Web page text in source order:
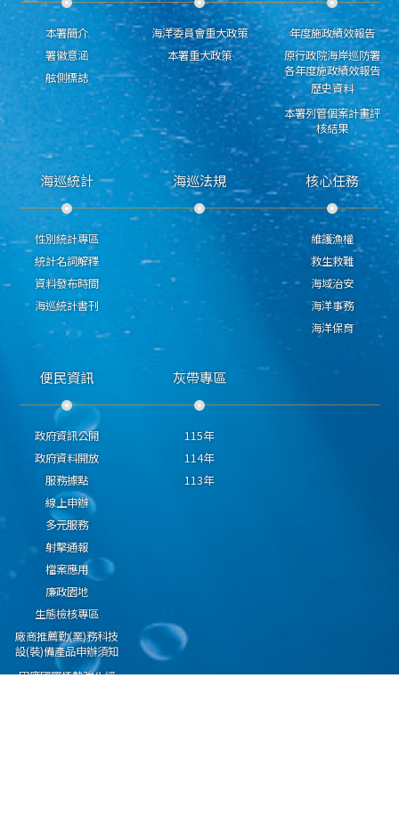
本署簡介
署徽意涵
舷側標誌
海洋委員會重大政策
本署重大政策
年度施政績效報告
原行政院海岸巡防署
各年度施政績效報告
歷史資料
本署列管個案計畫評
核結果
海巡統計
性別統計專區
統計名詞解釋
資料發布時間
海巡統計書刊
海巡法規 核心任務
維護漁權
救生救難
海域治安
海洋事務
海洋保育
便民資訊
政府資訊公開
政府資料開放
服務據點
線上申辦
多元服務
射擊通報
檔案應用
廉政園地
生態檢核專區
廠商推薦勤(業)務科技
設(裝)備產品申辦須知
因應國際情勢強化經
灰帶專區
115年
114年
113年